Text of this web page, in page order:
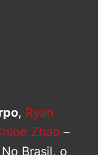
, Ryan
Zhao –
Brasil, o